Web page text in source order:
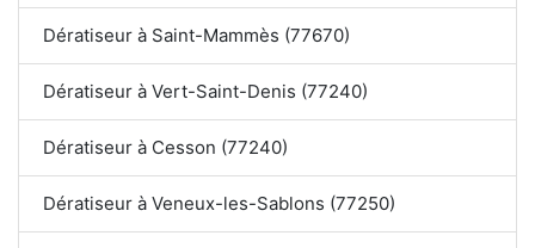
Dératiseur à Saint-Mammès (77670)
Dératiseur à Vert-Saint-Denis (77240)
Dératiseur à Cesson (77240)
Dératiseur à Veneux-les-Sablons (77250)